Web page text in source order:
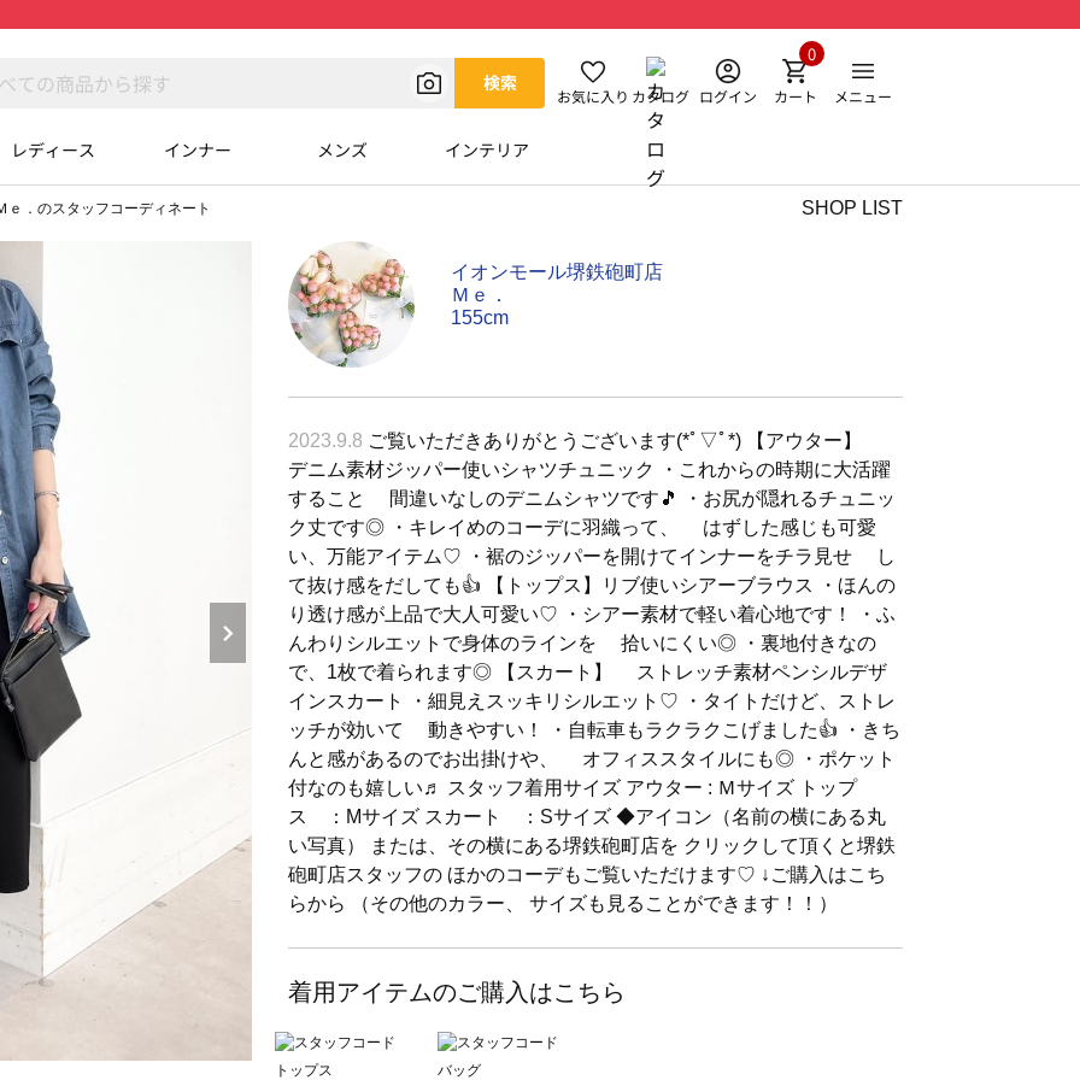
検索
お気に入り カタログ ログイン カート
0
メニュー
レディース インナー メンズ インテリア
ｅ．のスタッフコーディネート SHOP LIST
イオンモール堺鉄砲町店
Ｍｅ．
155cm
2023.9.8 ご覧いただきありがとうございます(*ﾟ▽ﾟ*) 【アウター】
デニム素材ジッパー使いシャツチュニック ・これからの時期に大活躍
すること 間違いなしのデニムシャツです🎵 ・お尻が隠れるチュニッ
ク丈です◎ ・キレイめのコーデに羽織って、 はずした感じも可愛
い、万能アイテム♡ ・裾のジッパーを開けてインナーをチラ見せ し
て抜け感をだしても👍 【トップス】リブ使いシアーブラウス ・ほんの
り透け感が上品で大人可愛い♡ ・シアー素材で軽い着心地です！ ・ふ
んわりシルエットで身体のラインを 拾いにくい◎ ・裏地付きなの
で、1枚で着られます◎ 【スカート】 ストレッチ素材ペンシルデザ
インスカート ・細見えスッキリシルエット♡ ・タイトだけど、ストレ
ッチが効いて 動きやすい！ ・自転車もラクラクこげました👍 ・きち
んと感があるのでお出掛けや、 オフィススタイルにも◎ ・ポケット
付なのも嬉しい♬ スタッフ着用サイズ アウター : Ｍサイズ トップ
ス ：Mサイズ スカート ：Sサイズ ◆アイコン（名前の横にある丸
い写真） または、その横にある堺鉄砲町店を クリックして頂くと堺鉄
砲町店スタッフの ほかのコーデもご覧いただけます♡ ↓ご購入はこち
らから （その他のカラー、 サイズも見ることができます！！）
着用アイテムのご購入はこちら
トップス バッグ